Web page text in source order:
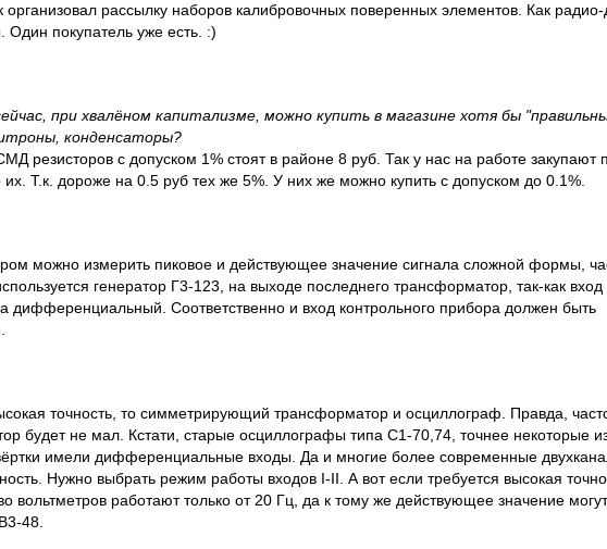
организовал рассылку наборов калибровочных поверенных элементов. Как радио-
покупатель уже есть. :)
при хвалёном капитализме, можно купить в магазине хотя бы
конденсаторы?
резисторов с допуском 1% стоят в районе 8 руб. Так у нас на работе закупают
Т.к. дороже на 0.5 руб тех же 5%. У них же можно купить с допуском до 0.1%.
можно измерить пиковое и действующее значение сигнала сложной формы,
генератор Г3-123, на выходе последнего трансформатор, так-как вход
дифференциальный. Соответственно и вход контрольного прибора должен быть
точность, то симметрирующий трансформатор и осциллограф. Правда,
будет не мал. Кстати, старые осциллографы типа С1-70,74, точнее некоторые
имели дифференциальные входы. Да и многие более современные
Нужно выбрать режим работы входов I-II. А вот если требуется высокая
вольтметров работают только от 20 Гц, да к тому же действующее значение
48.